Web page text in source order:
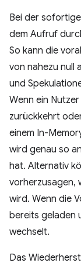
Bei der
dem Aufruf
So kann die
von nahezu null
und
Wenn ein
zurückkehrt
einem In-
wird genau so
hat. Alternativ
vorherzusagen,
wird. Wenn die
bereits geladen
wechselt.
Das